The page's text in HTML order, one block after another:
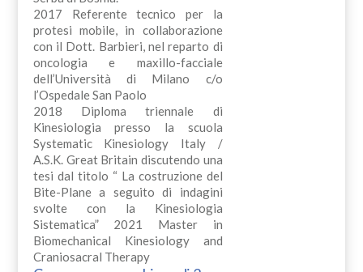
2017 Referente tecnico per la
protesi mobile, in collaborazione
con il Dott. Barbieri, nel reparto di
oncologia e maxillo-facciale
dell’Università di Milano c/o
l’Ospedale San Paolo
2018 Diploma triennale di
Kinesiologia presso la scuola
Systematic Kinesiology Italy /
A.S.K. Great Britain discutendo una
tesi dal titolo “ La costruzione del
Bite-Plane a seguito di indagini
svolte con la Kinesiologia
Sistematica” 2021 Master in
Biomechanical Kinesiology and
Craniosacral Therapy